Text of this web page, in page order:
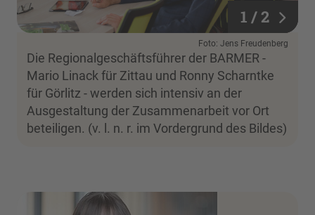
1 / 2
1 / 2
Foto: Jens Freudenberg
Die Regionalgeschäftsführer der BARMER -
Mario Linack für Zittau und Ronny Scharntke
für Görlitz - werden sich intensiv an der
Ausgestaltung der Zusammenarbeit vor Ort
beteiligen. (v. l. n. r. im Vordergrund des Bildes)